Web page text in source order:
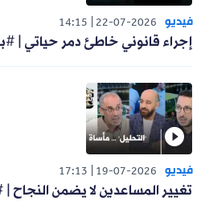
فيديو 22-07-2026
14:15
إجراء قانوني خاطئ دمر حياتي |
فيديو 19-07-2026
17:13
تغيير المساعدين لا يضمن النجاح